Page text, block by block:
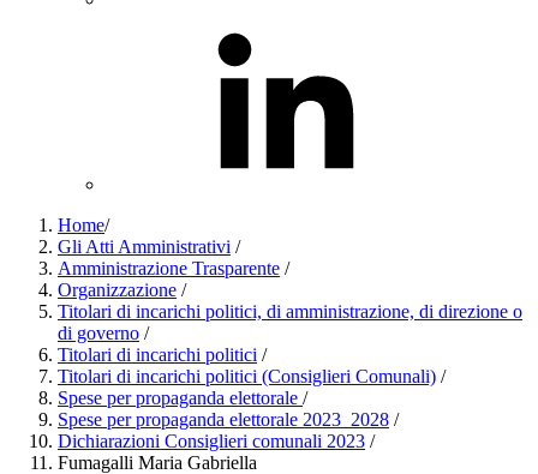
Home/
Gli Atti Amministrativi /
Amministrazione Trasparente /
Organizzazione /
Titolari di incarichi politici, di amministrazione, di direzione o
di governo /
Titolari di incarichi politici /
Titolari di incarichi politici (Consiglieri Comunali) /
Spese per propaganda elettorale /
Spese per propaganda elettorale 2023_2028 /
Dichiarazioni Consiglieri comunali 2023 /
Fumagalli Maria Gabriella